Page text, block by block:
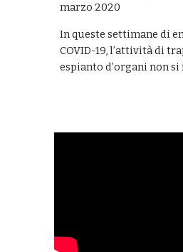
marzo 2020
In queste settimane di
COVID-19, l’attività di
espianto d’organi non si